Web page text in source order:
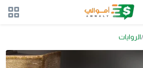
الروايات